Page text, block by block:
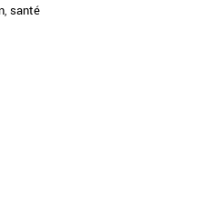
santé